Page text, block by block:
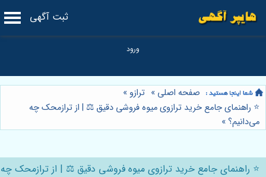
ثبت آگهی
صفحه اصلی » ترازو »
⭐️ راهنمای جامع خرید ترازوی میوه فروشی دقیق ⚖️ | از ترازمحک چه
می‌دانیم؟»
⭐️ راهنمای جامع خرید ترازوی میوه فروشی دقیق ⚖️ | از ترازمحک چه